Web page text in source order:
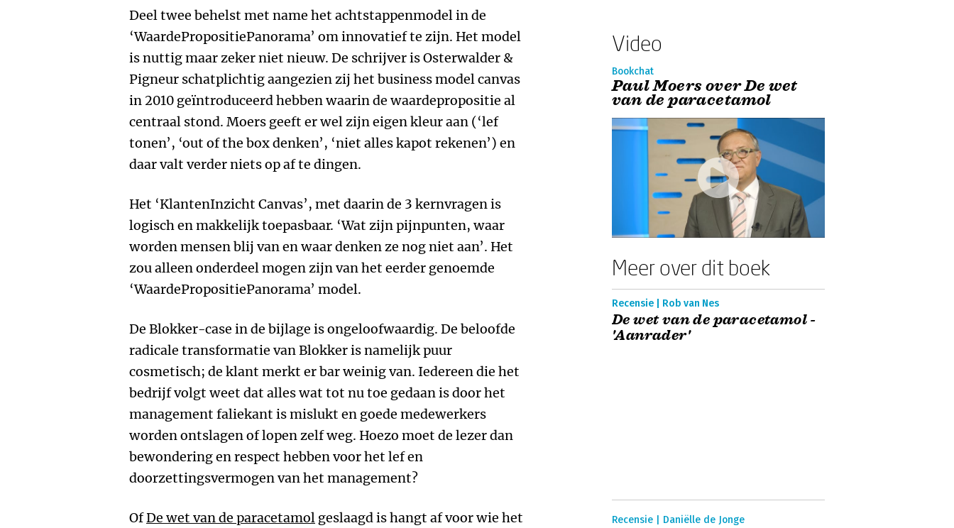
Deel twee behelst met name het achtstappenmodel in de
‘WaardePropositiePanorama’ om innovatief te zijn. Het model
is nuttig maar zeker niet nieuw. De schrijver is Osterwalder &
Pigneur schatplichtig aangezien zij het business model canvas
in 2010 geïntroduceerd hebben waarin de waardepropositie al
centraal stond. Moers geeft er wel zijn eigen kleur aan (‘lef
tonen’, ‘out of the box denken’, ‘niet alles kapot rekenen’) en
daar valt verder niets op af te dingen.
Het ‘KlantenInzicht Canvas’, met daarin de 3 kernvragen is
logisch en makkelijk toepasbaar. ‘Wat zijn pijnpunten, waar
worden mensen blij van en waar denken ze nog niet aan’. Het
zou alleen onderdeel mogen zijn van het eerder genoemde
‘WaardePropositiePanorama’ model.
De Blokker-case in de bijlage is ongeloofwaardig. De beloofde
radicale transformatie van Blokker is namelijk puur
cosmetisch; de klant merkt er bar weinig van. Iedereen die het
bedrijf volgt weet dat alles wat tot nu toe gedaan is door het
management faliekant is mislukt en goede medewerkers
worden ontslagen of lopen zelf weg. Hoezo moet de lezer dan
bewondering en respect hebben voor het lef en
doorzettingsvermogen van het management?
OfDe wet van de paracetamol geslaagd is hangt af voor wie het
Video
Bookchat
Paul Moers over De wet
van de paracetamol
Meer over dit boek
Recensie | Rob van Nes
De wet van de paracetamol -
'Aanrader'
Recensie | Daniëlle de Jonge